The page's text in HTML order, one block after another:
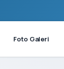
Foto Galeri